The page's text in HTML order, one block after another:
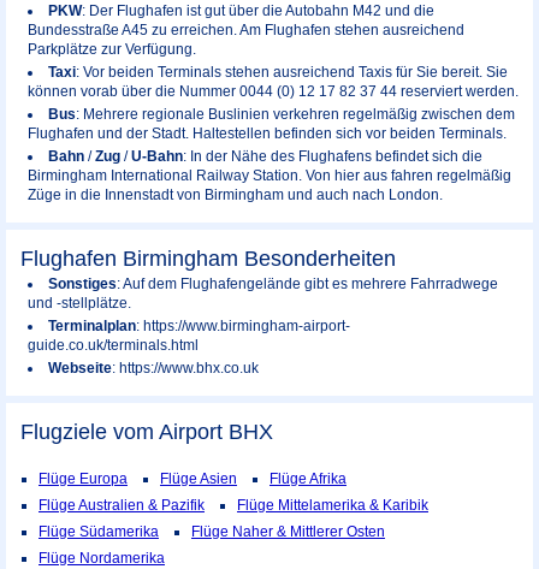
PKW: Der Flughafen ist gut über die Autobahn M42 und die
Bundesstraße A45 zu erreichen. Am Flughafen stehen ausreichend
Parkplätze zur Verfügung.
Taxi: Vor beiden Terminals stehen ausreichend Taxis für Sie bereit. Sie
können vorab über die Nummer 0044 (0) 12 17 82 37 44 reserviert werden.
Bus: Mehrere regionale Buslinien verkehren regelmäßig zwischen dem
Flughafen und der Stadt. Haltestellen befinden sich vor beiden Terminals.
Bahn /Zug /U-Bahn: In der Nähe des Flughafens befindet sich die
Birmingham International Railway Station. Von hier aus fahren regelmäßig
Züge in die Innenstadt von Birmingham und auch nach London.
Flughafen Birmingham Besonderheiten
Sonstiges: Auf dem Flughafengelände gibt es mehrere Fahrradwege
und -stellplätze.
Terminalplan: https://www.birmingham-airport-
guide.co.uk/terminals.html
Webseite: https://www.bhx.co.uk
Flugziele vom Airport BHX
Flüge Europa Flüge Asien
Flüge Afrika
Flüge Australien & Pazifik
Flüge Mittelamerika & Karibik
Flüge Südamerika
Flüge Naher & Mittlerer Osten
Flüge Nordamerika